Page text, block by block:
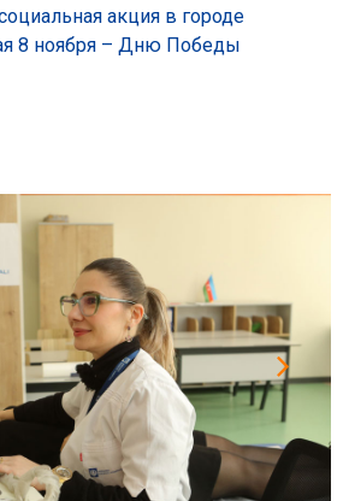
акция в городе
8 ноября – Дню Победы